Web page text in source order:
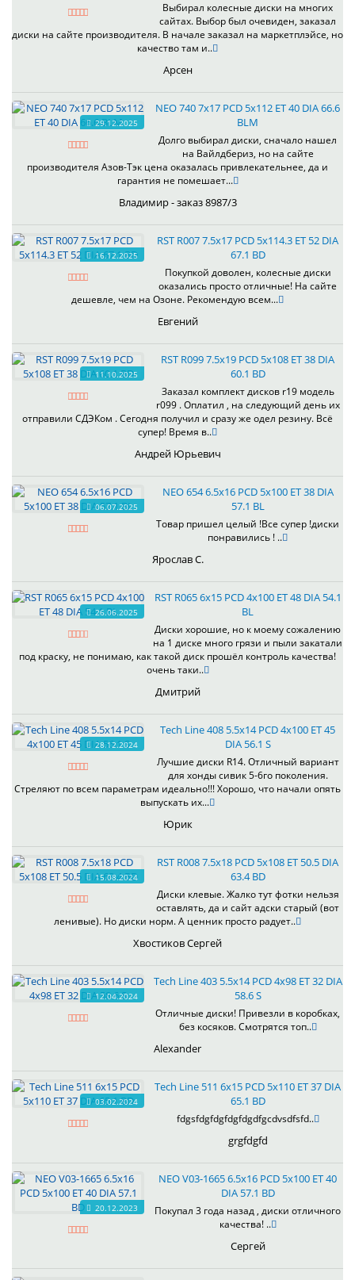
Выбирал колесные диски на многих
сайтах. Выбор был очевиден, заказал
диски на сайте производителя. В начале заказал на маркетплэйсе, но
качество там и..
Арсен
29.12.2025
NEO 740 7x17 PCD 5x112 ET 40 DIA 66.6
BLM
Долго выбирал диски, сначало нашел
на Вайлдбериз, но на сайте
производителя Азов-Тэк цена оказалась привлекательнее, да и
гарантия не помешает...
Владимир - заказ 8987/3
16.12.2025
RST R007 7.5x17 PCD 5x114.3 ET 52 DIA
67.1 BD
Покупкой доволен, колесные диски
оказались просто отличные! На сайте
дешевле, чем на Озоне. Рекомендую всем...
Евгений
11.10.2025
RST R099 7.5x19 PCD 5x108 ET 38 DIA
60.1 BD
Заказал комплект дисков r19 модель
r099 . Оплатил , на следующий день их
отправили СДЭКом . Сегодня получил и сразу же одел резину. Всё
супер! Время в..
Андрей Юрьевич
06.07.2025
NEO 654 6.5x16 PCD 5x100 ET 38 DIA
57.1 BL
Товар пришел целый !Все супер !диски
понравились ! ..
Ярослав С.
26.06.2025
RST R065 6x15 PCD 4x100 ET 48 DIA 54.1
BL
Диски хорошие, но к моему сожалению
на 1 диске много грязи и пыли закатали
под краску, не понимаю, как такой диск прошёл контроль качества!
очень таки..
Дмитрий
28.12.2024
Tech Line 408 5.5x14 PCD 4x100 ET 45
DIA 56.1 S
Лучшие диски R14. Отличный вариант
для хонды сивик 5-6го поколения.
Стреляют по всем параметрам идеально!!! Хорошо, что начали опять
выпускать их...
Юрик
15.08.2024
RST R008 7.5x18 PCD 5x108 ET 50.5 DIA
63.4 BD
Диски клевые. Жалко тут фотки нельзя
оставлять, да и сайт адски старый (вот
ленивые). Но диски норм. А ценник просто радует..
Хвостиков Сергей
12.04.2024
Tech Line 403 5.5x14 PCD 4x98 ET 32 DIA
58.6 S
Отличные диски! Привезли в коробках,
без косяков. Смотрятся топ..
Alexander
03.02.2024
Tech Line 511 6x15 PCD 5x110 ET 37 DIA
65.1 BD
fdgsfdgfdgfdgfdgdfgcdvsdfsfd..
grgfdgfd
20.12.2023
NEO V03-1665 6.5x16 PCD 5x100 ET 40
DIA 57.1 BD
Покупал 3 года назад , диски отличного
качества! ..
Сергей